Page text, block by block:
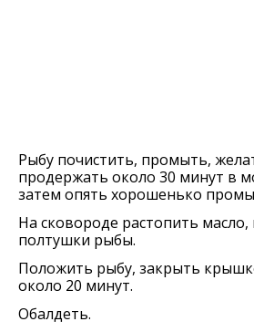
Рыбу почистить, промыть,
продержать около 30 минут в
затем опять хорошенько
На сковороде растопить
полтушки рыбы.
Положить рыбу, закрыть
около 20 минут.
Обалдеть.